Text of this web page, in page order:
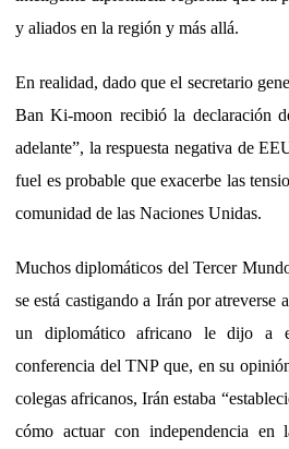
y aliados en la región y más allá.
En realidad, dado que el secretario
Ban Ki-moon recibió la declaración
adelante”, la respuesta negativa de
fuel es probable que exacerbe las
comunidad de las Naciones Unidas.
Muchos diplomáticos del Tercer
se está castigando a Irán por atreverse
un diplomático africano le dijo a
conferencia del TNP que, en su
colegas africanos, Irán estaba
cómo actuar con independencia en